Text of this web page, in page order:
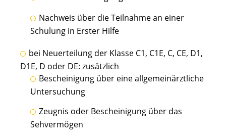
Nachweis über die Teilnahme an einer
Schulung in Erster Hilfe
bei Neuerteilung der Klasse C1, C1E, C, CE, D1,
D1E, D oder DE: zusätzlich
Bescheinigung über eine allgemeinärztliche
Untersuchung
Zeugnis oder Bescheinigung über das
Sehvermögen